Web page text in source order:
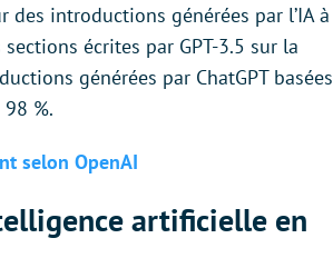
introductions générées par l’IA à
écrites par GPT-3.5 sur la
générées par ChatGPT basées
%.
selon OpenAI
artificielle en